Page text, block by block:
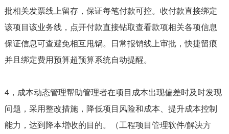
批相关发票线上留存，保证每笔付款可控。收付款直接绑定
该项目该业务线，点开付款直接钻取查看款项相关各项信息
保证信息可查避免相互甩锅。日常报销线上审批，快捷留痕
并且绑定费用预算超预算系统自动提醒。
4，成本动态管理帮助管理者在项目成本出现偏差时及时发现
问题，采用整改措施，降低项目风险和成本、提升成本控制
能力，达到降本增收的目的。（工程项目管理软件/解决方